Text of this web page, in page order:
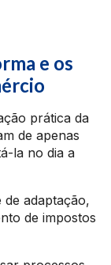
e os
prática da
de apenas
la no dia a
adaptação,
de impostos